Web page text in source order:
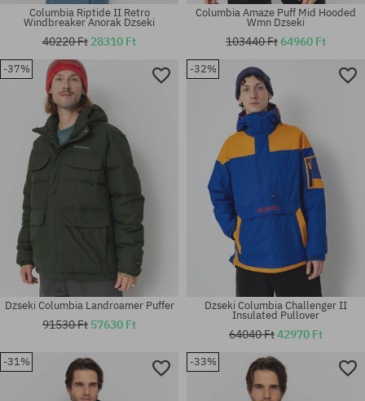
Elérhető méretek:
XS; S; M
Elérhető méretek:
Elérhető méretek:
Columbia Riptide II Retro
Windbreaker Anorak Dzseki
40220 Ft 28310 Ft
Elérhető méretek:
Columbia Amaze Puff Mid Hooded
Wmn Dzseki
103440 Ft64960 Ft
-37%
Dzseki Columbia Landroamer Puffer
91530 Ft 57630 Ft
-32%
Dzseki Columbia Challenger II
Insulated Pullover
64040 Ft42970 Ft
-31% -33%